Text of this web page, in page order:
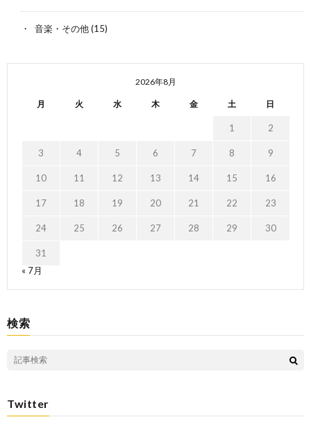
音楽・その他(15)
2026年8月
月 火 水 木 金 土 日
1 2
3 4 5 6 7 8 9
10 11 12 13 14 15 16
17 18 19 20 21 22 23
24 25 26 27 28 29 30
31
« 7月
検索
Twitter